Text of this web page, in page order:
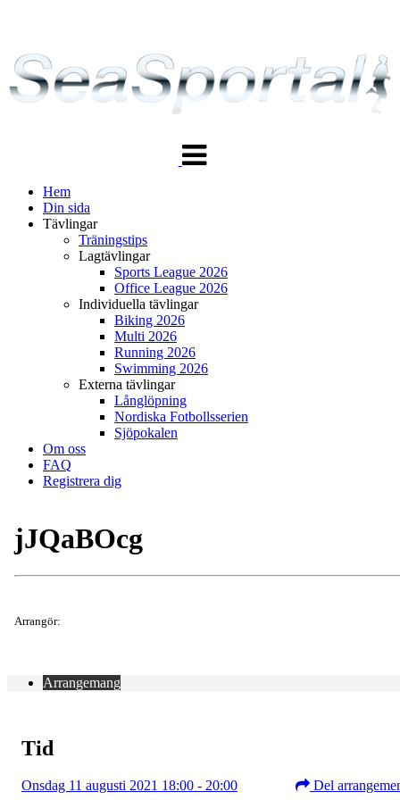
navigering
Hem
Din sida
Tävlingar
Träningstips
Lagtävlingar
Sports League 2026
Office League 2026
Individuella tävlingar
Biking 2026
Multi 2026
Running 2026
Swimming 2026
Externa tävlingar
Långlöpning
Nordiska Fotbollsserien
Sjöpokalen
Om oss
FAQ
Registrera dig
jJQaBOcg
Arrangör:
Arrangemang
Tid
Onsdag 11 augusti 2021 18:00 - 20:00 Del